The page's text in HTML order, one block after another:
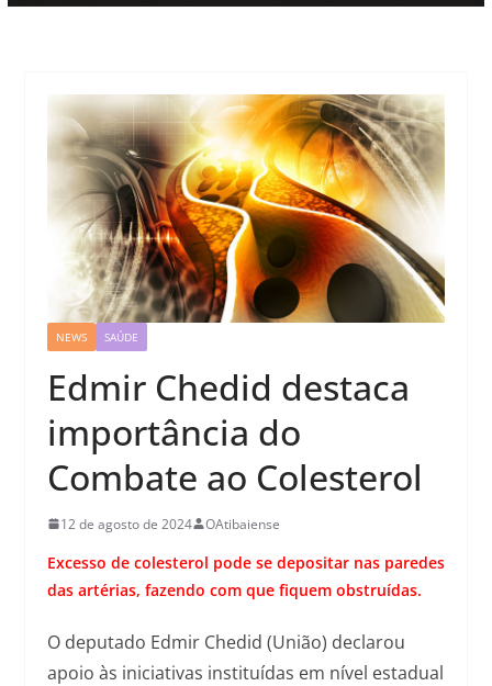
NEWS SAÚDE
Edmir Chedid destaca
importância do
Combate ao Colesterol
12 de agosto de 2024 OAtibaiense
Excesso de colesterol pode se depositar nas paredes
das artérias, fazendo com que fiquem obstruídas.
O deputado Edmir Chedid (União) declarou
apoio às iniciativas instituídas em nível estadual